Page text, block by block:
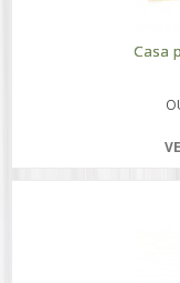
Casa